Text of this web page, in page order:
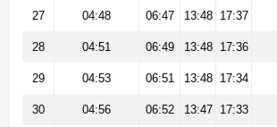
27 04:48 06:47 13:48 17:37
28 04:51 06:49 13:48 17:36
29 04:53 06:51 13:48 17:34
30 04:56 06:52 13:47 17:33